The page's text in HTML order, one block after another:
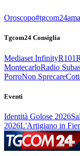
Oroscopo
Tgcom24 Consiglia
Mediaset InfinityR101
MontecarloRadio
PorroNon Sprecare
Eventi
Identità Golose 2026
2026L'Artigiano in